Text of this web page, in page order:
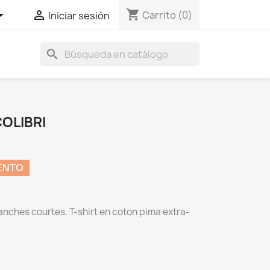
 Iniciar sesión shopping_cart Carrito (0)
search
courtes. T-shirt en coton pima extra-